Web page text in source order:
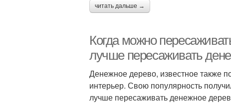
читать дальше →
Когда можно
лучше пересаживать
Денежное дерево, известное также
интерьер. Свою популярность
лучше пересаживать денежное